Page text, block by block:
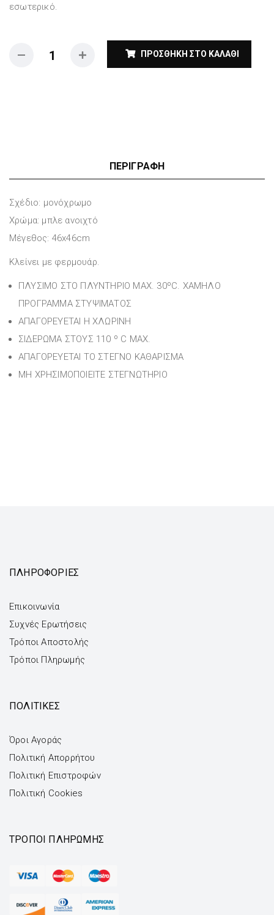
εσωτερικό.
ΠΡΟΣΘΉΚΗ ΣΤΟ ΚΑΛΆΘΙ
ΠΕΡΙΓΡΑΦΉ
Σχέδιο: μονόχρωμο
Χρώμα: μπλε ανοιχτό
Μέγεθος: 46x46cm
Κλείνει με φερμουάρ.
ΠΛΥΣΙΜΟ ΣΤΟ ΠΛΥΝΤΗΡΙΟ MAX. 30ºC. ΧΑΜΗΛΟ
ΠΡΟΓΡΑΜΜΑ ΣΤΥΨΙΜΑΤΟΣ
ΑΠΑΓΟΡΕΥΕΤΑΙ Η ΧΛΩΡΙΝΗ
ΣΙΔΕΡΩΜΑ ΣΤΟΥΣ 110 º C MAX.
ΑΠΑΓΟΡΕΥΕΤΑΙ ΤΟ ΣΤΕΓΝΟ ΚΑΘΑΡΙΣΜΑ
ΜΗ ΧΡΗΣΙΜΟΠΟΙΕΙΤΕ ΣΤΕΓΝΩΤΗΡΙΟ
ΠΛΗΡΟΦΟΡΙΕΣ
Επικοινωνία
Συχνές Ερωτήσεις
Τρόποι Αποστολής
Τρόποι Πληρωμής
ΠΟΛΙΤΙΚΕΣ
Όροι Αγοράς
Πολιτική Απορρήτου
Πολιτική Επιστροφών
Πολιτική Cookies
ΤΡΌΠΟΙ ΠΛΗΡΩΜΉΣ